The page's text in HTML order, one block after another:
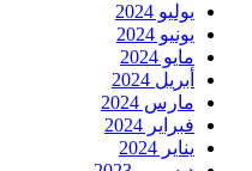
يوليو 2024
يونيو 2024
مايو 2024
أبريل 2024
مارس 2024
فبراير 2024
يناير 2024